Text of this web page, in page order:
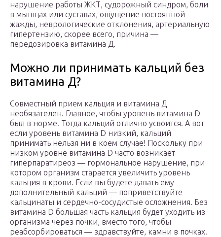
нарушение работы ЖКТ, судорожный синдром, боли
в мышцах или суставах, ощущение постоянной
жажды, неврологические отклонения, артериальную
гипертензию, скорее всего, причина —
передозировка витамина Д.
Можно ли принимать кальций без
витамина Д?
Совместный прием кальция и витамина Д
необязателен. Главное, чтобы уровень витамина D
был в норме. Тогда кальций отлично усвоится. А вот
если уровень витамина D низкий, кальций
принимать нельзя ни в коем случае! Поскольку при
низком уровне витамина D часто возникает
гиперпаратиреоз — гормональное нарушение, при
котором организм старается увеличить уровень
кальция в крови. Если вы будете давать ему
дополнительный кальций — поприветствуйте
кальцинаты и сердечно-сосудистые осложнения. Без
витамина D большая часть кальция будет уходить из
организма через почки, вместо того, чтобы
реабсорбироваться — здравствуйте, камни в почках.